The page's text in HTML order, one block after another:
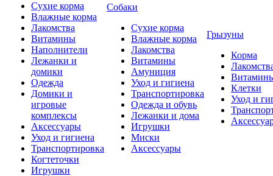
Сухие корма
Влажные корма
Лакомства
Витамины
Наполнители
Лежанки и
домики
Одежда
Домики и
игровые
комплексы
Аксессуары
Уход и гигиена
Транспортировка
Когтеточки
Игрушки
Собаки
Сухие корма
Влажные корма
Лакомства
Витамины
Амуниция
Уход и гигиена
Транспортировка
Одежда и обувь
Лежанки и дома
Игрушки
Миски
Аксессуары
Грызуны
Корма
Клетки
Уход и